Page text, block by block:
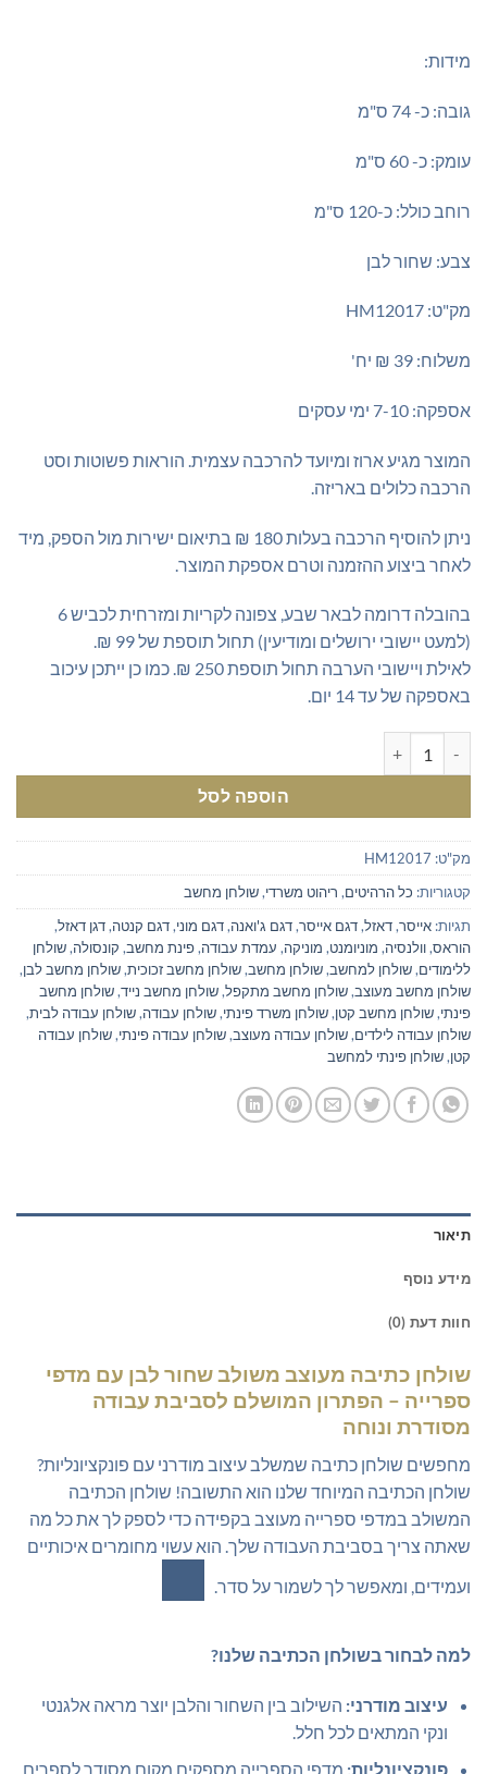
מידות:
גובה: כ- 74 ס"מ
עומק: כ- 60 ס"מ
רוחב כולל: כ-120 ס"מ
צבע: שחור לבן
מק"ט: HM12017
משלוח: 39 ₪ יח'
אספקה: 7-10 ימי עסקים
המוצר מגיע ארוז ומיועד להרכבה עצמית. הוראות פשוטות וסט
הרכבה כלולים באריזה.
ניתן להוסיף הרכבה בעלות 180 ₪ בתיאום ישירות מול הספק, מיד
לאחר ביצוע ההזמנה וטרם אספקת המוצר.
בהובלה דרומה לבאר שבע, צפונה לקריות ומזרחית לכביש 6
(למעט יישובי ירושלים ומודיעין) תחול תוספת של 99 ₪.
לאילת ויישובי הערבה תחול תוספת 250 ₪. כמו כן ייתכן עיכוב
באספקה של עד 14 יום.
הוספה לסל
מק"ט: HM12017
קטגוריות: כל הרהיטים, ריהוט משרדי,שולחן מחשב
תגיות: אייסר,דאזל,דגם אייסר,דגם ג'ואנה,דגם מוני,דגם קנטה,דגן דאזל,
הוראס,וולנסיה, מוניומנט, מוניקה, עמדת עבודה,פינת מחשב, קונסולה,שולחן
ללימודים,שולחן למחשב,שולחן מחשב,שולחן מחשב זכוכית,שולחן מחשב לבן,
שולחן מחשב מעוצב,שולחן מחשב מתקפל,שולחן מחשב נייד,שולחן מחשב
פינתי,שולחן מחשב קטן,שולחן משרד פינתי,שולחן עבודה,שולחן עבודה לבית,
שולחן עבודה לילדים,שולחן עבודה מעוצב,שולחן עבודה פינתי,שולחן עבודה
קטן,שולחן פינתי למחשב
תיאור
מידע נוסף
חוות דעת (0)
שולחן כתיבה מעוצב משולב שחור לבן עם מדפי
ספרייה – הפתרון המושלם לסביבת עבודה
מסודרת ונוחה
מחפשים שולחן כתיבה שמשלב עיצוב מודרני עם פונקציונליות?
שולחן הכתיבה המיוחד שלנו הוא התשובה! שולחן הכתיבה
המשולב במדפי ספרייה מעוצב בקפידה כדי לספק לך את כל מה
שאתה צריך בסביבת העבודה שלך. הוא עשוי מחומרים איכותיים
ועמידים, ומאפשר לך לשמור על סדר.
למה לבחור בשולחן הכתיבה שלנו?
עיצוב מודרני: השילוב בין השחור והלבן יוצר מראה אלגנטי
ונקי המתאים לכל חלל.
פונקציונליות: מדפי הספרייה מספקים מקום מסודר לספרים,